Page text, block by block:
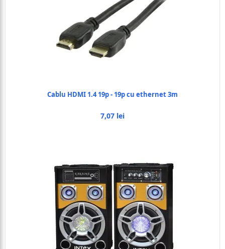
Cablu HDMI 1.4 19p - 19p cu ethernet 3m
7,07 lei